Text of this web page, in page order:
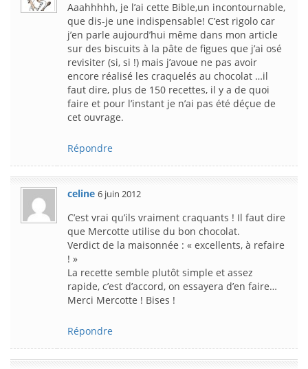
Aaahhhhh, je l’ai cette Bible,un incontournable,
que dis-je une indispensable! C’est rigolo car
j’en parle aujourd’hui même dans mon article
sur des biscuits à la pâte de figues que j’ai osé
revisiter (si, si !) mais j’avoue ne pas avoir
encore réalisé les craquelés au chocolat …il
faut dire, plus de 150 recettes, il y a de quoi
faire et pour l’instant je n’ai pas été déçue de
cet ouvrage.
Répondre
celine 6 juin 2012
C’est vrai qu’ils vraiment craquants ! Il faut dire
que Mercotte utilise du bon chocolat.
Verdict de la maisonnée : « excellents, à refaire
! »
La recette semble plutôt simple et assez
rapide, c’est d’accord, on essayera d’en faire…
Merci Mercotte ! Bises !
Répondre